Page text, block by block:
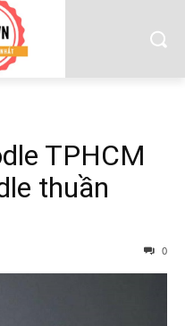
TPHCM
thuần
0